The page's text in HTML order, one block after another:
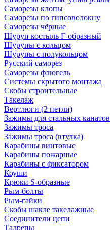
Саморезы клопы
Саморезы по гипсоволокну
Саморезы чёрные
Шуруп костыль Г-образный
Шурупы с кольцом
Шурупы с полукольцом
Русский саморез
Саморезы флюгель
Системы скрытого монтажа
Скобы строительные
Такелаж
Вертлюги (2 петли)
Зажимы для стальных
Зажимы троса
Зажимы троса (втулка)
Карабины винтовые
Карабины пожарные
Карабины с фиксатором
Коуши
Крюки S-образные
Рым-болты
Рым-гайки
Скобы шакле такелажные
Соединители цепи
Талрепы